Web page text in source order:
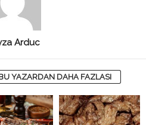
Arduc
YAZARDAN DAHA FAZLASI